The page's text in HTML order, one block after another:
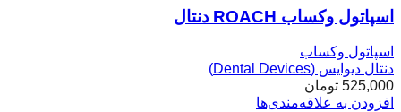
اسپاتول وکساب ROACH دنتال
اسپاتول وکساب
دنتال دیوایس (Dental Devices)
525,000 تومان
افزودن به علاقه‌مندی‌ها